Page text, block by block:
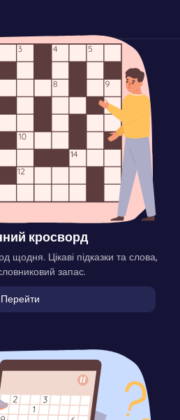
кросворд
щодня. Цікаві підказки та слова,
запас.
Перейти